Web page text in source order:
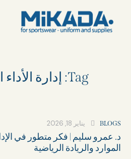
Tag: إدارة الأداء المؤسسي
BLOGS يناير 18, 2026
د. عمرو سليم | فكر متطور في
الموارد والريادة الرياضية